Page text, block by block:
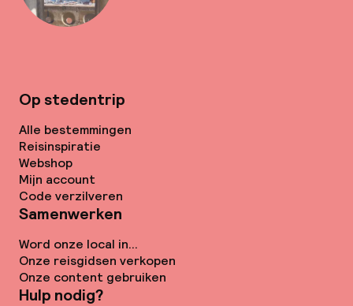
Op stedentrip
Alle bestemmingen
Reisinspiratie
Webshop
Mijn account
Code verzilveren
Samenwerken
Word onze local in...
Onze reisgidsen verkopen
Onze content gebruiken
Hulp nodig?